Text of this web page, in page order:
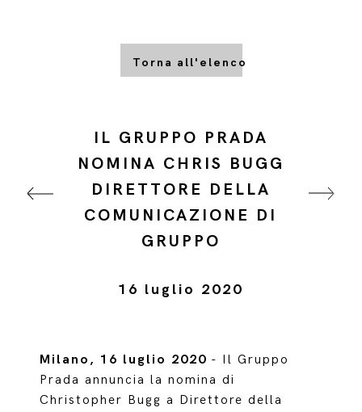
Torna all'elenco
IL GRUPPO PRADA
NOMINA CHRIS BUGG
DIRETTORE DELLA
COMUNICAZIONE DI
GRUPPO
16 luglio 2020
Milano, 16 luglio 2020 - Il Gruppo
Prada annuncia la nomina di
Christopher Bugg a Direttore della